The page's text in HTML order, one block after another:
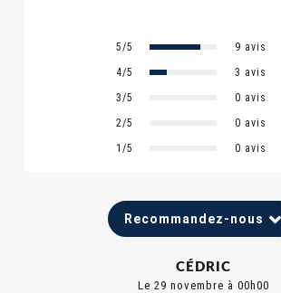
5/5
9 avis
4/5
3 avis
3/5
0 avis
2/5
0 avis
1/5
0 avis
Recommandez-nous
CÉDRIC
Le 29 novembre à 00h00